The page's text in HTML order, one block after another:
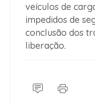
veículos de
impedidos de
conclusão dos
liberação.